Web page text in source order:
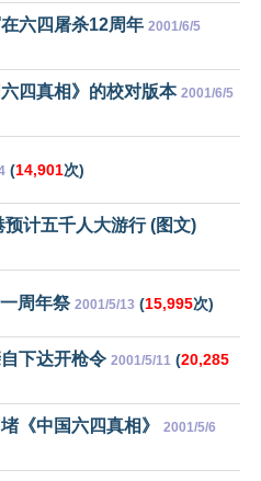
六四屠杀12周年 2001/6/5
四真相》的校对版本 2001/6/5
(14,901次)
计五千人大游行 (图文)
周年祭 2001/5/13 (15,995次)
下达开枪令 2001/5/11 (20,285
《中国六四真相》 2001/5/6